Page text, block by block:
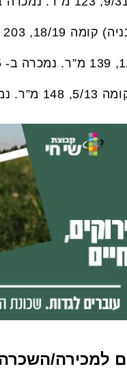
למכירה/